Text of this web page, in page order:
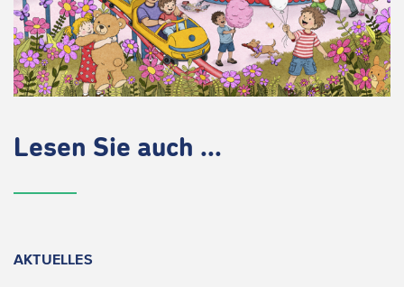
Lesen Sie auch ...
AKTUELLES